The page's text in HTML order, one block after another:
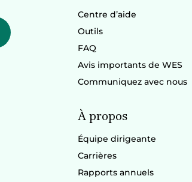
Centre d’aide
Outils
FAQ
Avis importants de WES
Communiquez avec nous
À propos
Équipe dirigeante
Carrières
Rapports annuels